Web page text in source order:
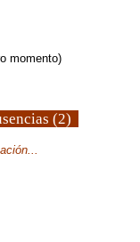
momento)
(2)